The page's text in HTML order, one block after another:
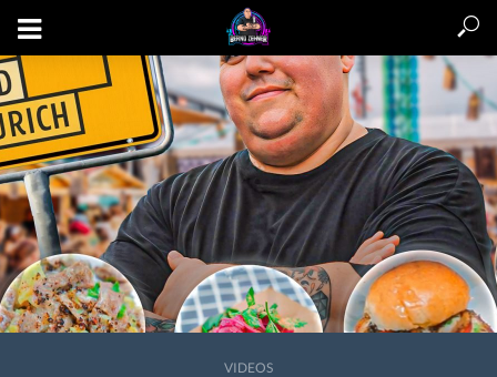
VIDEOS